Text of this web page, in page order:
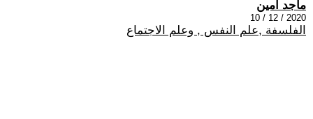
ماجد أمين
2020 / 12 / 10
الفلسفة ,علم النفس , وعلم الاجتماع